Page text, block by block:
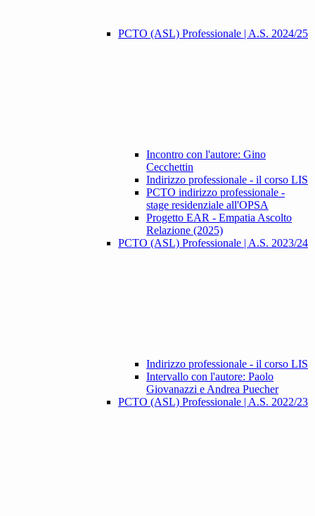
PCTO (ASL) Professionale | A.S. 2024/25
Incontro con l'autore: Gino
Cecchettin
Indirizzo professionale - il corso LIS
PCTO indirizzo professionale -
stage residenziale all'OPSA
Progetto EAR - Empatia Ascolto
Relazione (2025)
PCTO (ASL) Professionale | A.S. 2023/24
Indirizzo professionale - il corso LIS
Intervallo con l'autore: Paolo
Giovanazzi e Andrea Puecher
PCTO (ASL) Professionale | A.S. 2022/23